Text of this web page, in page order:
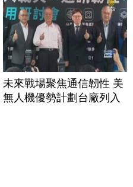
未來戰場聚焦通信韌性 美
無人機優勢計劃台廠列入